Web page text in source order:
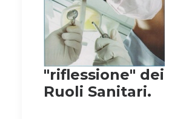
"riflessione" dei
Ruoli Sanitari.